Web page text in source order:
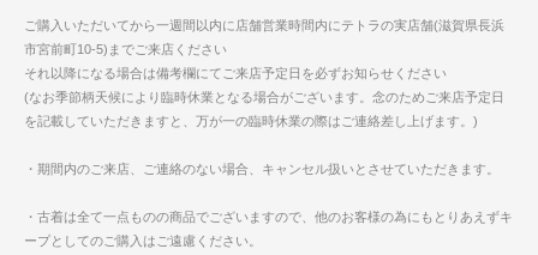
ご購入いただいてから一週間以内に店舗営業時間内にテトラの実店舗(滋賀県長浜
市宮前町10-5)までご来店ください
それ以降になる場合は備考欄にてご来店予定日を必ずお知らせください
(なお季節柄天候により臨時休業となる場合がございます。念のためご来店予定日
を記載していただきますと、万が一の臨時休業の際はご連絡差し上げます。)
・期間内のご来店、ご連絡のない場合、キャンセル扱いとさせていただきます。
・古着は全て一点ものの商品でございますので、他のお客様の為にもとりあえずキ
ープとしてのご購入はご遠慮ください。